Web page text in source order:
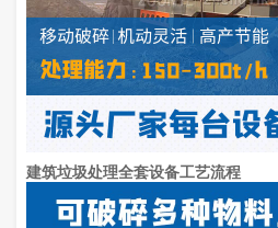
建筑垃圾处理全套设备工艺流程